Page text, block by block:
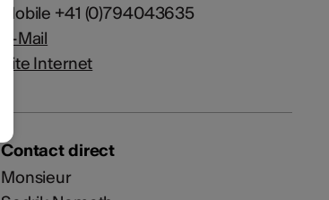
Mobile +41 (0)794043635
E-Mail
Site Internet
Contact direct
Monsieur